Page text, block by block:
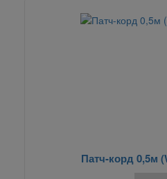
Патч-корд 0,5м